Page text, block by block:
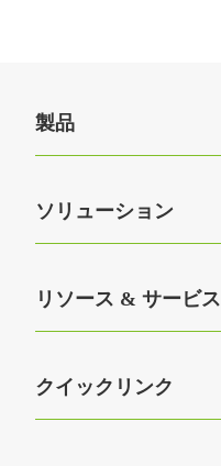
製品
ソリューション
リソース & サービス
クイックリンク